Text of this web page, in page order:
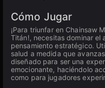
Cómo Jugar
¡Para triunfar en Chainsaw
Titán!, necesitas dominar el
pensamiento estratégico.
salud a medida que
diseñado para ser una
emocionante, haciéndolo
como para jugadores